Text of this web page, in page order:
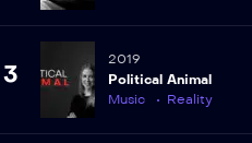
3
2019
Political Animal
Music
Reality